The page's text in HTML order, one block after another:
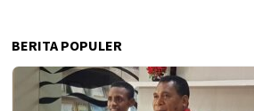
BERITA POPULER